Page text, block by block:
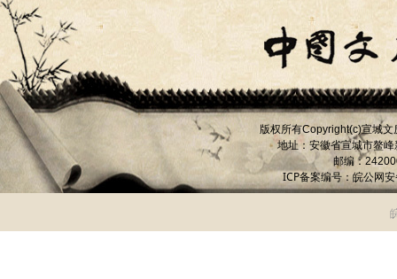
版权所有Copyright(c)宣城文
地址：安徽省宣城市鳌峰
邮编：
ICP备案编号： 皖公网